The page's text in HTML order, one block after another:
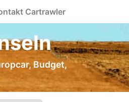
Cartrawler
Budget,